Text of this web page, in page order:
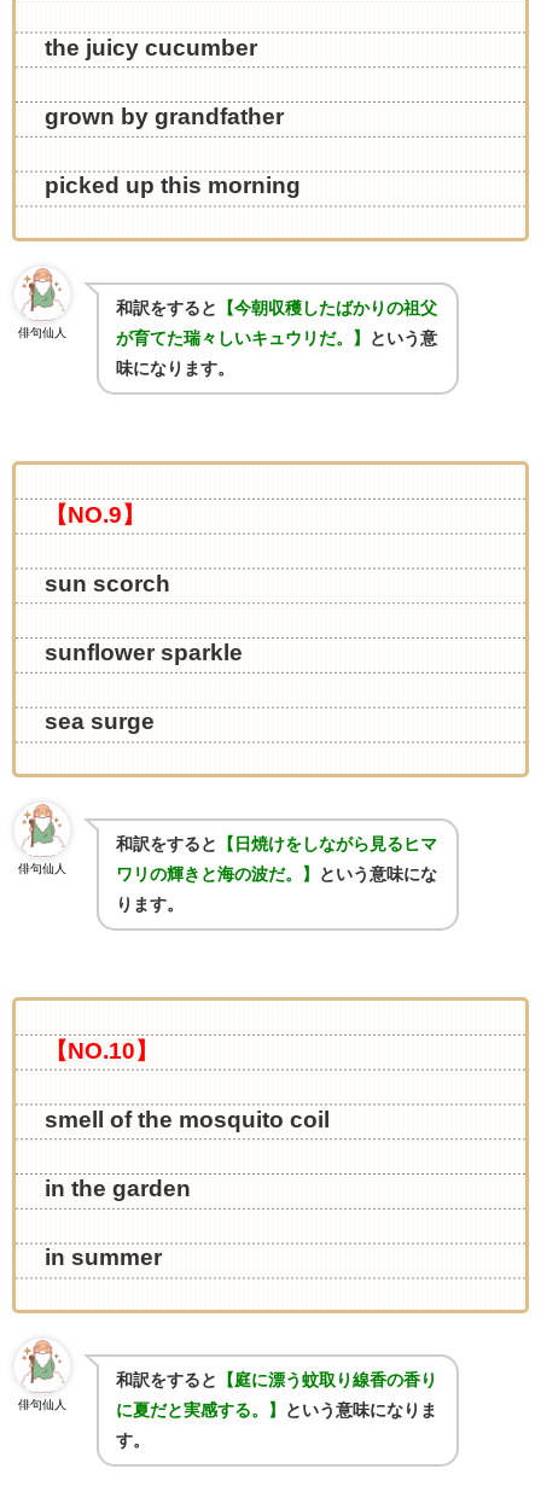
the juicy cucumber
grown by grandfather
picked up this morning
俳句仙人
和訳をすると
【今朝収穫したばかりの祖父
が育てた瑞々しいキュウリだ。】
という意
味になります。
【NO.9】
sun scorch
sunflower sparkle
sea surge
俳句仙人
和訳をすると
【日焼けをしながら見るヒマ
ワリの輝きと海の波だ。】
という意味にな
ります。
【NO.10】
smell of the mosquito coil
in the garden
in summer
俳句仙人
和訳をすると
【庭に漂う蚊取り線香の香り
に夏だと実感する。】
という意味になりま
す。